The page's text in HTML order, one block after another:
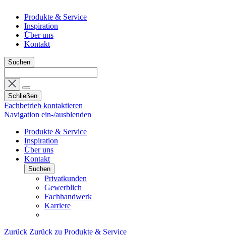
Produkte & Service
Inspiration
Über uns
Kontakt
Suchen
Schließen
Fachbetrieb kontaktieren
Navigation ein-/ausblenden
Produkte & Service
Inspiration
Über uns
Kontakt
Suchen
Privatkunden
Gewerblich
Fachhandwerk
Karriere
Zurück Zurück zu Produkte & Service